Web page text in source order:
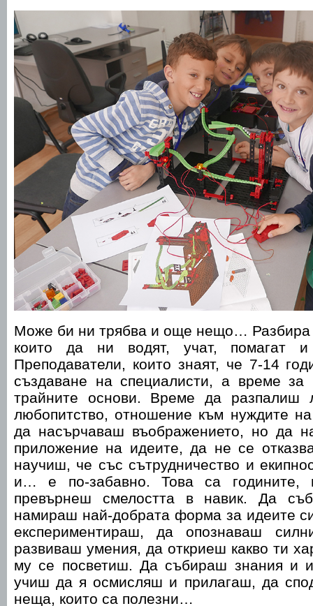
Може би ни трябва и още нещо… Разбира
които да ни водят, учат, помагат
Преподаватели, които знаят, че 7-14
създаване на специалисти, а време за
трайните основи. Време да разпалиш
любопитство, отношение към нуждите
да насърчаваш въображението, но да
приложение на идеите, да не се
научиш, че със сътрудничество и
и… е по-забавно. Това са
превърнеш смелостта в навик. Да
намираш най-добрата форма за идеите
експериментираш, да опознаваш
развиваш умения, да откриеш какво ти
му се посветиш. Да събираш знания и
учиш да я осмисляш и прилагаш, да
неща, които са полезни…